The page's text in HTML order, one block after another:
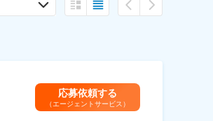
応募依頼する
（エージェントサービス）